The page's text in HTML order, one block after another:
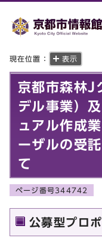
現在位置： 表示
京都市森林J
デル事業）
ュアル作成
ーザルの受
て
ページ番号344742
公募型プロ